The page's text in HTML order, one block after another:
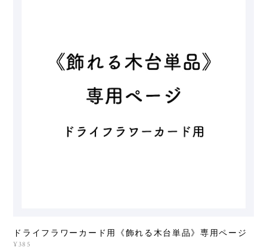
ドライフラワーカード用《飾れる木台単品》専用ページ
¥385